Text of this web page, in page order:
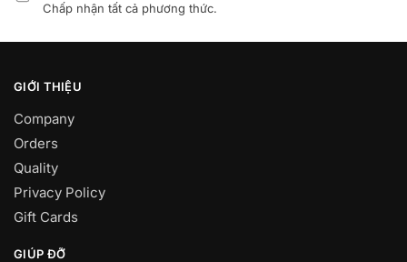
Chấp nhận tất cả phương thức.
GIỚI THIỆU
Company
Orders
Quality
Privacy Policy
Gift Cards
GIÚP ĐỠ